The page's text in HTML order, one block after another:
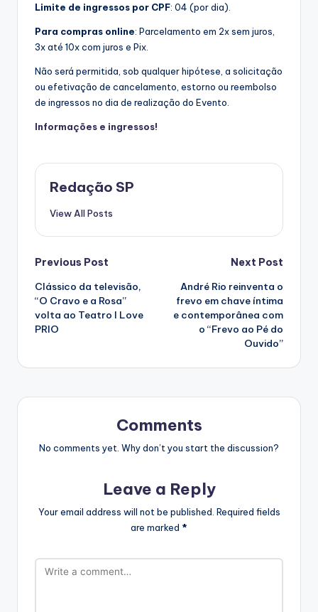
Limite de ingressos por CPF: 04 (por dia).
Para compras online: Parcelamento em 2x sem juros,
3x até 10x com juros e Pix.
Não será permitida, sob qualquer hipótese, a solicitação
ou efetivação de cancelamento, estorno ou reembolso
de ingressos no dia de realização do Evento.
Informações e ingressos!
Redação SP
View All Posts
Post
navigation
Previous Post
Clássico da televisão,
“O Cravo e a Rosa”
volta ao Teatro I Love
PRIO
Next Post
André Rio reinventa o
frevo em chave íntima
e contemporânea com
o “Frevo ao Pé do
Ouvido”
Comments
No comments yet. Why don’t you start the discussion?
Leave a Reply
Your email address will not be published. Required fields
are marked *